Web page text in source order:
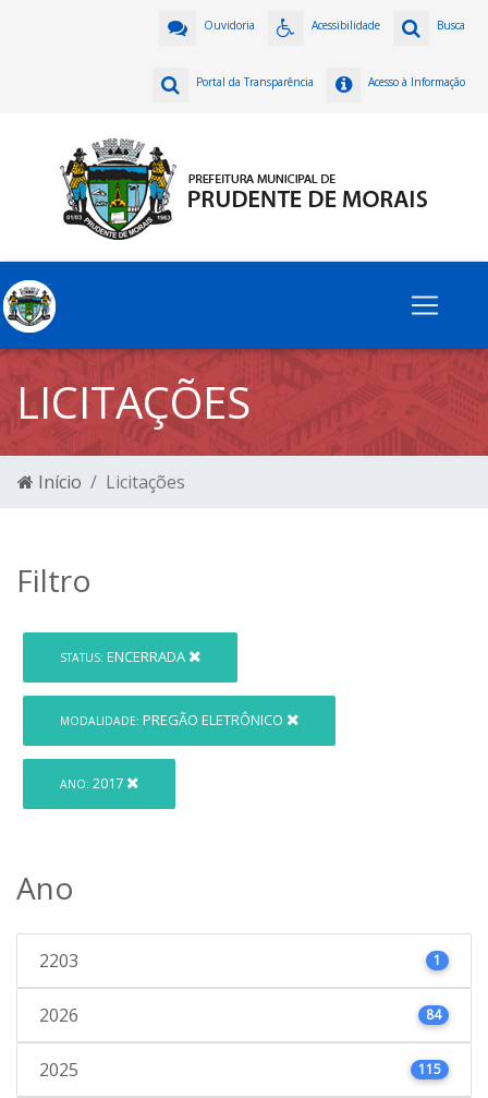
Busca
Acessibilidade
Ouvidoria
Acesso à Informação
Portal da Transparência
LICITAÇÕES
Início Licitações
Filtro
STATUS: ENCERRADA
MODALIDADE: PREGÃO ELETRÔNICO
ANO: 2017
Ano
2203 1
2026 84
2025 115